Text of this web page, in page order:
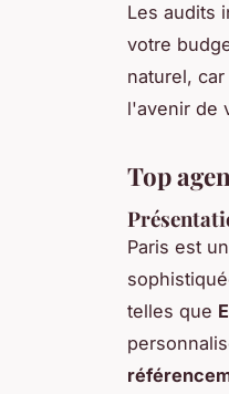
Les audits
votre
naturel,
l'avenir de
Top
Paris est
telles que